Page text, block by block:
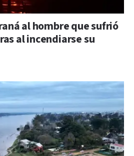
al hombre que sufrió
al incendiarse su